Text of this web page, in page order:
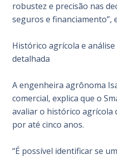
robustez e precisão nas
seguros e financiamento”,
Histórico agrícola e
detalhada
A engenheira agrônoma
comercial, explica que o
avaliar o histórico agrícola
por até cinco anos.
“É possível identificar se